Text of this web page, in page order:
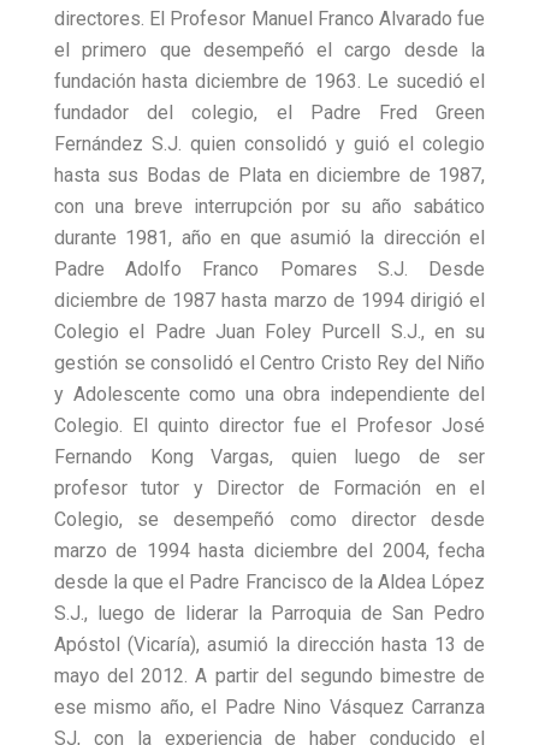
directores. El Profesor Manuel Franco Alvarado fue
el primero que desempeñó el cargo desde la
fundación hasta diciembre de 1963. Le sucedió el
fundador del colegio, el Padre Fred Green
Fernández S.J. quien consolidó y guió el colegio
hasta sus Bodas de Plata en diciembre de 1987,
con una breve interrupción por su año sabático
durante 1981, año en que asumió la dirección el
Padre Adolfo Franco Pomares S.J. Desde
diciembre de 1987 hasta marzo de 1994 dirigió el
Colegio el Padre Juan Foley Purcell S.J., en su
gestión se consolidó el Centro Cristo Rey del Niño
y Adolescente como una obra independiente del
Colegio. El quinto director fue el Profesor José
Fernando Kong Vargas, quien luego de ser
profesor tutor y Director de Formación en el
Colegio, se desempeñó como director desde
marzo de 1994 hasta diciembre del 2004, fecha
desde la que el Padre Francisco de la Aldea López
S.J., luego de liderar la Parroquia de San Pedro
Apóstol (Vicaría), asumió la dirección hasta 13 de
mayo del 2012. A partir del segundo bimestre de
ese mismo año, el Padre Nino Vásquez Carranza
SJ, con la experiencia de haber conducido el